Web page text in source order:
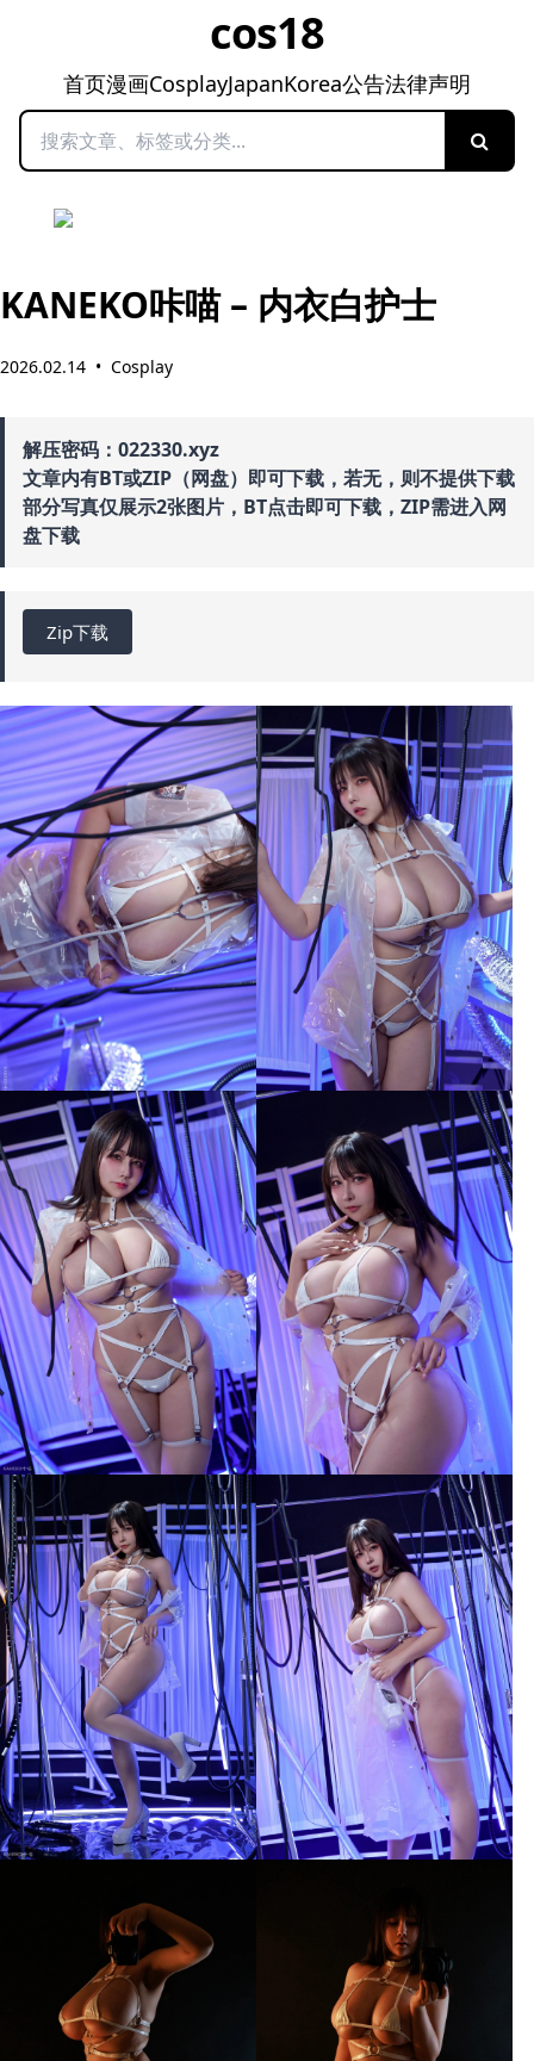
cos18
首页漫画CosplayJapanKorea公告法律声明
搜索
KANEKO咔喵 – 内衣白护士
2026.02.14 • Cosplay
解压密码：022330.xyz
文章内有BT或ZIP（网盘）即可下载，若无，则不提供下载
部分写真仅展示2张图片，BT点击即可下载，ZIP需进入网
盘下载
Zip下载